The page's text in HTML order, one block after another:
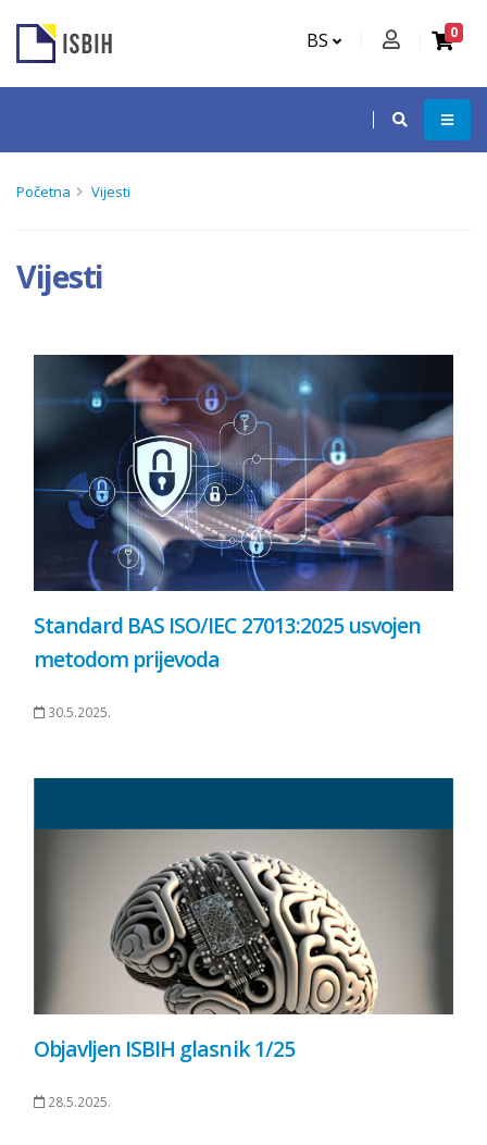
BS 0
Početna Vijesti
Vijesti
Standard BAS ISO/IEC 27013:2025 usvojen
metodom prijevoda
30.5.2025.
Objavljen ISBIH glasnik 1/25
28.5.2025.